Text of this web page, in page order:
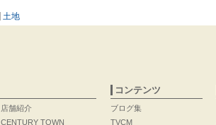
土地
店舗紹介
CENTURY TOWN
コンテンツ
ブログ集
TVCM